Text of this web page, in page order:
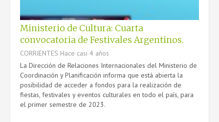
Ministerio de Cultura: Cuarta
convocatoria de Festivales Argentinos.
CORRIENTES Hace casi 4 años
La Dirección de Relaciones Internacionales del Ministerio de
Coordinación y Planificación informa que está abierta la
posibilidad de acceder a fondos para la realización de
fiestas, festivales y eventos culturales en todo el país, para
el primer semestre de 2023.